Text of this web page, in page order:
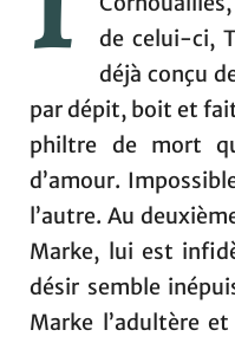
de celui-ci,
déjà conçu
par dépit, boit et
philtre de mort
d’amour.
l’autre. Au
Marke, lui est
désir semble
Marke l’adultère